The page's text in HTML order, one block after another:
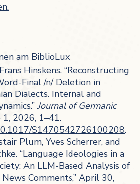
am BiblioLux
Hinskens. “Reconstructing
Final /n/ Deletion in
Dialects. Internal and
Journal of Germanic
1, 2026, 1–41.
S1470542726100208.
Plum, Yves Scherrer, and
“Language Ideologies in a
An LLM-Based Analysis of
Comments,” April 30,